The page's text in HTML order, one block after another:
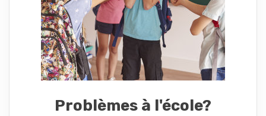
Problèmes à l'école?